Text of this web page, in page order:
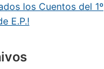
los Cuentos del 1º
E.P.!